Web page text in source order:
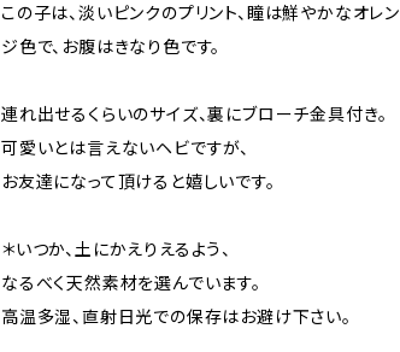
この子は、淡いピンクのプリント、瞳は鮮やかなオレン
ジ色で、お腹はきなり色です。
連れ出せるくらいのサイズ、裏にブローチ金具付き。
可愛いとは言えないヘビですが、
お友達になって頂けると嬉しいです。
＊いつか、土にかえりえるよう、
なるべく天然素材を選んでいます。
高温多湿、直射日光での保存はお避け下さい。